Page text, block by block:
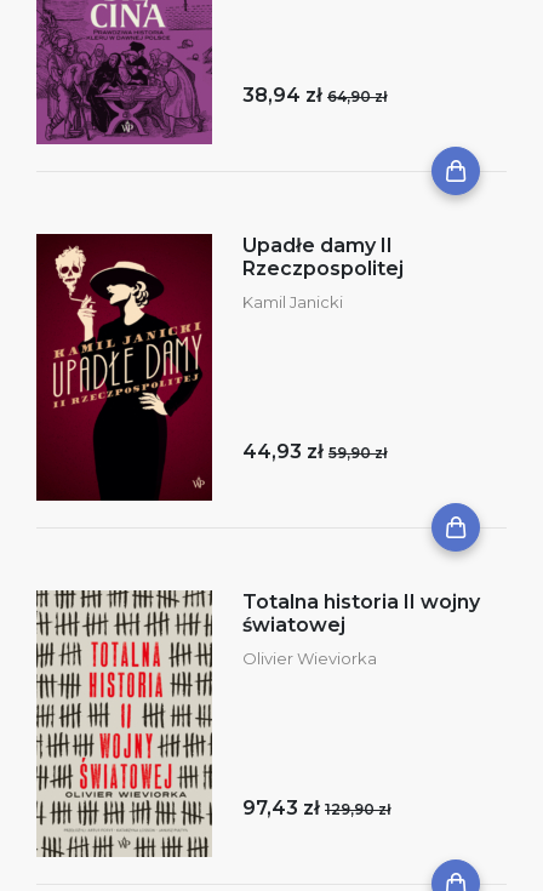
38,94 zł 64,90 zł
Upadłe damy II
Rzeczpospolitej
Kamil Janicki
44,93 zł 59,90 zł
Totalna historia II wojny
światowej
Olivier Wieviorka
97,43 zł 129,90 zł